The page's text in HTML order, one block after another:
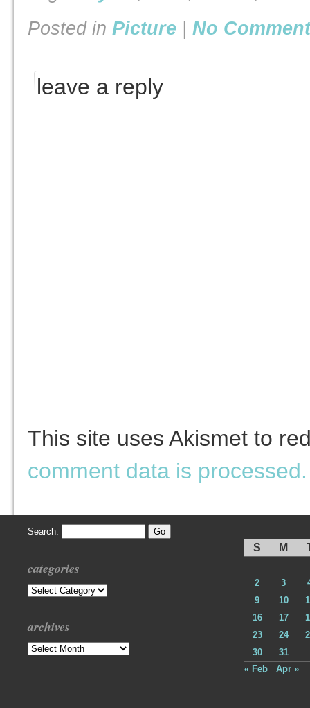
Posted in Picture No
leave a reply
This site uses Akismet to
comment data is processed.
Search:
categories
Categories
archives
Archives
S M
2 3
9
10
16
17
23
24
30
31
« Feb
Apr »